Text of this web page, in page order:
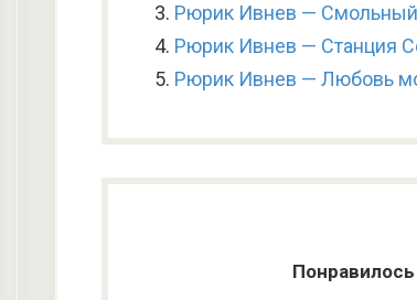
Рюрик Ивнев — Смольный
Рюрик Ивнев — Станция
Рюрик Ивнев — Любовь